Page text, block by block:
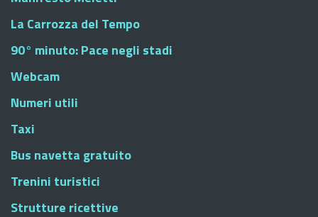
La Carrozza del Tempo
90° minuto: Pace negli stadi
Webcam
Numeri utili
Taxi
Bus navetta gratuito
Trenini turistici
Strutture ricettive